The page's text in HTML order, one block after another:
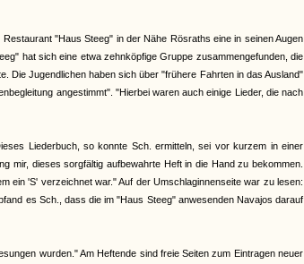
"Haus Steeg" in der Nähe Rösraths eine in seinen Augen
hat sich eine etwa zehnköpfige Gruppe zusammengefunden, die
Die Jugendlichen haben sich über "frühere Fahrten in das Ausland"
angestimmt". "Hierbei waren auch einige Lieder, die nach
Liederbuch, so konnte Sch. ermitteln, sei vor kurzem in einer
mir, dieses sorgfältig aufbewahrte Heft in die Hand zu bekommen.
ein 'S' verzeichnet war." Auf der Umschlaginnenseite war zu lesen:
es Sch., dass die im "Haus Steeg" anwesenden Navajos darauf
wurden." Am Heftende sind freie Seiten zum Eintragen neuer